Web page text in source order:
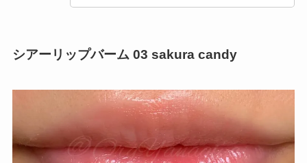
シアーリップバーム 03 sakura candy